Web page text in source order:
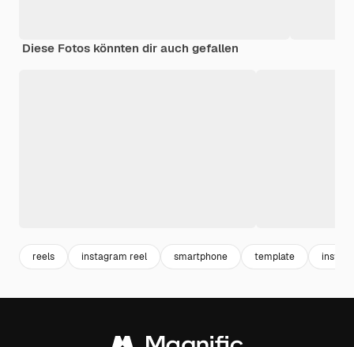
Diese Fotos könnten dir auch gefallen
reels instagram reel smartphone template